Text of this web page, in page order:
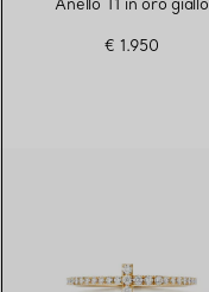
€ 1.950